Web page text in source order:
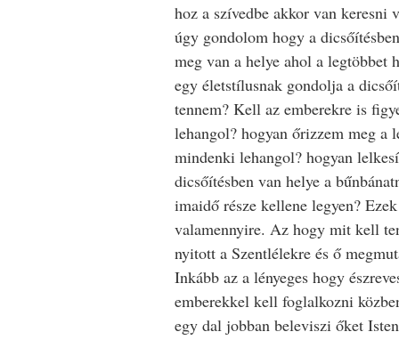
hoz a szívedbe akkor van keresni
úgy gondolom hogy a
meg van a helye ahol a legtöbbet
egy életstílusnak gondolja a
tennem? Kell az emberekre is
lehangol? hogyan őrizzem meg a
mindenki lehangol? hogyan
dicsőítésben van helye a
imaidő része kellene legyen?
valamennyire. Az hogy mit kell
nyitott a Szentlélekre és ő
Inkább az a lényeges hogy
emberekkel kell foglalkozni
egy dal jobban beleviszi őket